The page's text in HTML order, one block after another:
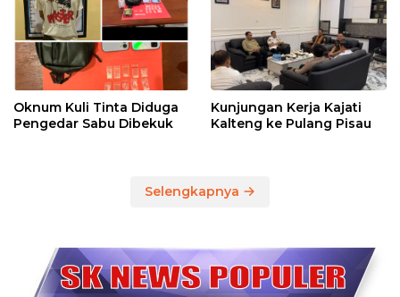
Oknum Kuli Tinta Diduga
Pengedar Sabu Dibekuk
Kunjungan Kerja Kajati
Kalteng ke Pulang Pisau
Selengkapnya